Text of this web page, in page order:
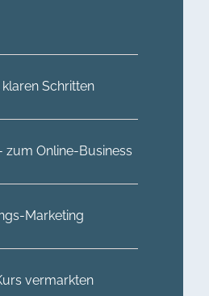
Schritten
zum Online-Business
Marketing
vermarkten